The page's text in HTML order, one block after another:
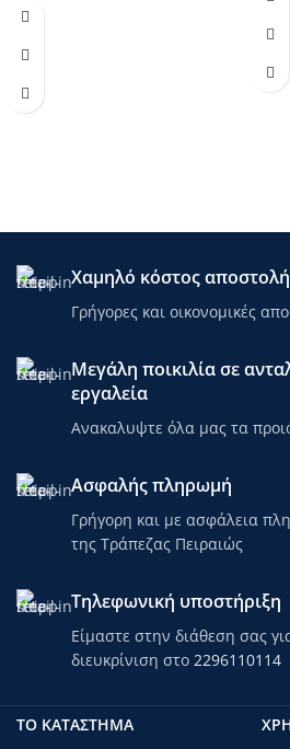
Χαμηλό κόστος
Γρήγορες και οικονομικές
Μεγάλη ποικιλία σε
εργαλεία
Ανακαλυψτε όλα μας τα
Ασφαλής πληρωμή
Γρήγορη και με ασφάλεια
της Τράπεζας Πειραιώς
Τηλεφωνική υποστήριξη
Είμαστε στην διάθεση σας
διευκρίνιση στο 2296110114
ΤΟ ΚΑΤΑΣΤΗΜΑ